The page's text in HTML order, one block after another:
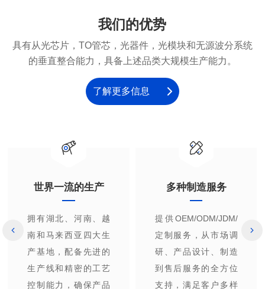
我们的优势
的垂直整合能力，具备上述品类大规模生产能力。
了解更多信息
世界一流的生产 多种制造服务